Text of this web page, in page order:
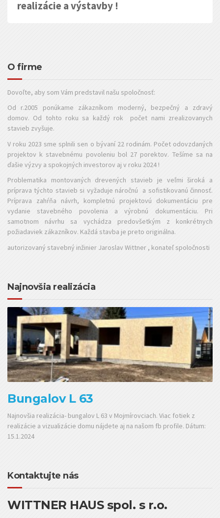
realizácie a výstavby !
O firme
Dovoľte, aby som Vám predstavil našu spoločnosť:
Od r.2005 ponúkame zákazníkom moderný, bezpečný a zdravý
domov. Od tohto roku sa každý rok počet nami zrealizovanych
stavieb zvyšuje.
V roku 2023 sme splnili sen o bývaní 22 rodinám. Počet odovzdaných
projektov k stavebnému povoleniu bol 27 porektov. Tešíme sa na
ďašie výzvy a spokojných investorov aj v roku 2024 !
Problematika montovaných drevených stavieb je veľmi široká a
príprava týchto stavieb si vyžaduje náročnú a sofistikovanú činnosť.
Príprava zahŕňa návrh, kompletnú projektovú dokumentáciu pre
vydanie stavebného povolenia a výrobnú dokumentáciu. Pri
samotnom návrhu sa vychádza predovšetkým z konkrétnych
požiadaviek zákazníkov. Každá stavba je preto originálna.
autorizovaný stavebný inžinier Jaroslav Wittner , konateľ spoločnosti
Najnovšia realizácia
Bungalov L 63
Najnovšia realizácia- bungalov L 63 v Mojmírovciach. Viac fotiek z
realizácie a vizualizácie domu nájdete aj na našom fb profile. Dátum:
15.1.2024
Kontaktujte nás
WITTNER HAUS spol. s r.o.